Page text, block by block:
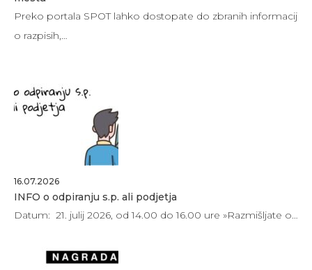
Preko portala SPOT lahko dostopate do zbranih informacij
o razpisih,…
16.07.2026
INFO o odpiranju s.p. ali podjetja
Datum: 21. julij 2026, od 14.00 do 16.00 ure »Razmišljate o…